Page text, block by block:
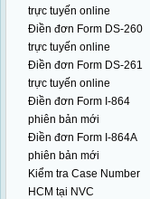
trực tuyến online
Điền đơn Form DS-260
trực tuyến online
Điền đơn Form DS-261
trực tuyến online
Điền đơn Form I-864
phiên bản mới
Điền đơn Form I-864A
phiên bản mới
Kiểm tra Case Number
HCM tại NVC